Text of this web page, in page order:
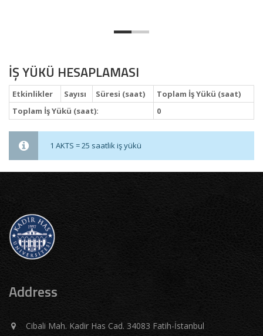
İŞ YÜKÜ HESAPLAMASI
Etkinlikler Sayısı Süresi (saat)
Toplam İş Yükü (saat)
Toplam İş Yükü (saat):
0
1 AKTS = 25 saatlik iş yükü
Address
Cibali Mah. Kadir Has Cad. 34083 Fatih-İstanbul